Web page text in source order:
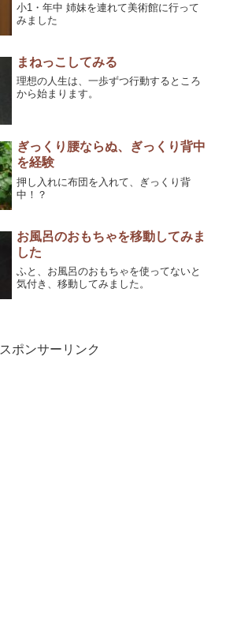
小1・年中 姉妹を連れて美術館に行って
みました
まねっこしてみる
理想の人生は、一歩ずつ行動するところ
から始まります。
ぎっくり腰ならぬ、ぎっくり背中
を経験
押し入れに布団を入れて、ぎっくり背
中！？
お風呂のおもちゃを移動してみま
した
ふと、お風呂のおもちゃを使ってないと
気付き、移動してみました。
スポンサーリンク